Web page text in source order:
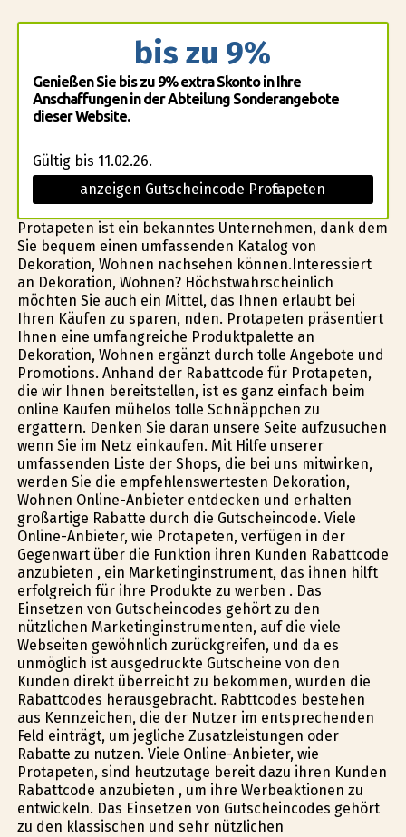
bis zu 9%
Genießen Sie bis zu 9% extra Skonto in Ihre
Anschaffungen in der Abteilung Sonderangebote
dieser Website.
Gültig bis 11.02.26.
anzeigen Gutscheincode Profitapeten
Profitapeten ist ein bekanntes Unternehmen, dank dem
Sie bequem einen umfassenden Katalog von
Dekoration, Wohnen nachsehen können.Interessiert
an Dekoration, Wohnen? Höchstwahrscheinlich
möchten Sie auch ein Mittel, das Ihnen erlaubt bei
Ihren Käufen zu sparen, finden. Profitapeten präsentiert
Ihnen eine umfangreiche Produktpalette an
Dekoration, Wohnen ergänzt durch tolle Angebote und
Promotions. Anhand der Rabattcode für Profitapeten,
die wir Ihnen bereitstellen, ist es ganz einfach beim
online Kaufen mühelos tolle Schnäppchen zu
ergattern. Denken Sie daran unsere Seite aufzusuchen
wenn Sie im Netz einkaufen. Mit Hilfe unserer
umfassenden Liste der Shops, die bei uns mitwirken,
werden Sie die empfehlenswertesten Dekoration,
Wohnen Online-Anbieter entdecken und erhalten
großartige Rabatte durch die Gutscheincode. Viele
Online-Anbieter, wie Profitapeten, verfügen in der
Gegenwart über die Funktion ihren Kunden Rabattcode
anzubieten , ein Marketinginstrument, das ihnen hilft
erfolgreich für ihre Produkte zu werben . Das
Einsetzen von Gutscheincodes gehört zu den
nützlichen Marketinginstrumenten, auf die viele
Webseiten gewöhnlich zurückgreifen, und da es
unmöglich ist ausgedruckte Gutscheine von den
Kunden direkt überreicht zu bekommen, wurden die
Rabattcodes herausgebracht. Rabttcodes bestehen
aus Kennzeichen, die der Nutzer im entsprechenden
Feld einträgt, um jegliche Zusatzleistungen oder
Rabatte zu nutzen. Viele Online-Anbieter, wie
Profitapeten, sind heutzutage bereit dazu ihren Kunden
Rabattcode anzubieten , um ihre Werbeaktionen zu
entwickeln. Das Einsetzen von Gutscheincodes gehört
zu den klassischen und sehr nützlichen